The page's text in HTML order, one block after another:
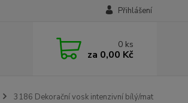
Přihlášení
0 ks
za 0,00 Kč
3186 Dekorační vosk intenzivní bílý/mat